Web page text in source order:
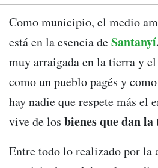
Como municipio, el medio
está en la esencia deSantanyí.
muy arraigada en la tierra y
como un pueblo pagés y
hay nadie que respete más el
vive de los bienes que dan
Entre todo lo realizado por la